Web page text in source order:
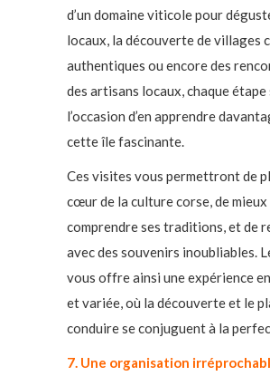
d’un domaine viticole pour
locaux, la découverte de villages
authentiques ou encore des
des artisans locaux, chaque étape
l’occasion d’en apprendre
cette île fascinante.
Ces visites vous permettront de
cœur de la culture corse, de mieux
comprendre ses traditions, et de
avec des souvenirs inoubliables.
vous offre ainsi une expérience
et variée, où la découverte et le
conduire se conjuguent à la
7. Une organisation